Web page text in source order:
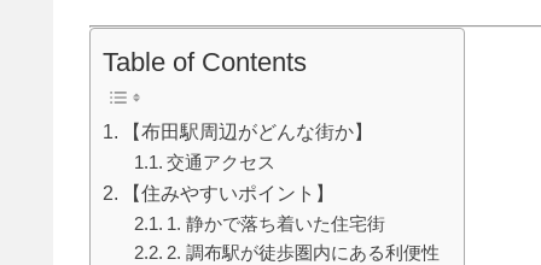
Table of Contents
【布田駅周辺がどんな街か】
交通アクセス
【住みやすいポイント】
1. 静かで落ち着いた住宅街
2. 調布駅が徒歩圏内にある利便性